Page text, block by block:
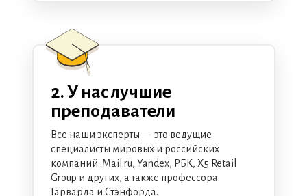
2. У нас лучшие
преподаватели
Все наши эксперты — это ведущие
специалисты мировых и российских
компаний: Mail.ru, Yandex, РБК, Х5 Retail
Group и других, а также профессора
Гарварда и Стэнфорда.